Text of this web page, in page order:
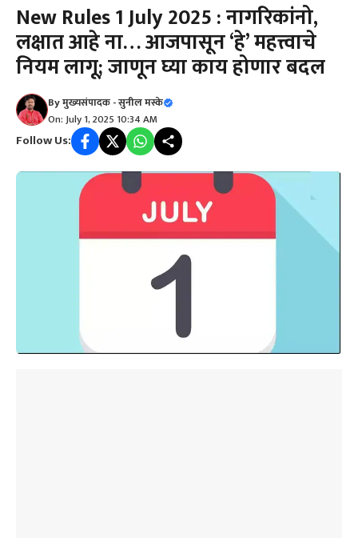
New Rules 1 July 2025 : नागरिकांनो,
लक्षात आहे ना… आजपासून ‘हे’ महत्त्वाचे
नियम लागू; जाणून घ्या काय होणार बदल
Byमुख्यसंपादक - सुनील मस्के
On: July 1, 2025 10:34 AM
Follow Us: